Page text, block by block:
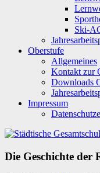
Ski-
Oberstufe
Allgemeines
Kontakt zur
Downloads
Impressum
Die Geschichte der